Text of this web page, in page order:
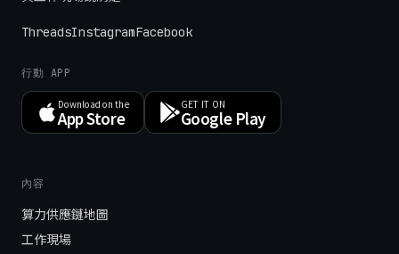
ThreadsInstagramFacebook
行動 APP
Download on the
App Store
GET IT ON
Google Play
內容
算力供應鏈地圖
工作現場